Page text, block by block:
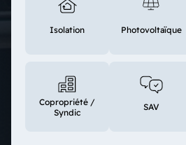
Isolation Photovoltaïque
Copropriété /
Syndic
SAV